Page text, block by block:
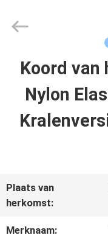
THUIS
PRODUCTEN
ONS
Accessories
Co.,Ltd.
Reserved.Koord
Nylon
Plaats van
herkomst:
Merknaam: